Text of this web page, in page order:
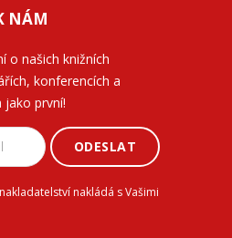
NÁM
o našich knižních
konferencích a
jako první!
ODESLAT
nakládá s Vašimi